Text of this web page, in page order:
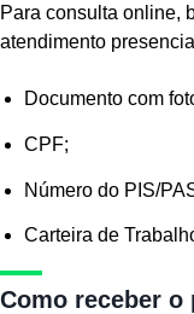
Para consulta online,
atendimento
Documento com
CPF;
Número do PIS/
Carteira de
Como receber o